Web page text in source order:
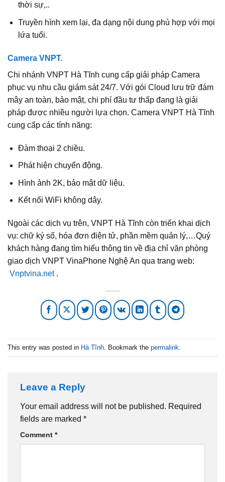
thời sự,..
Truyền hình xem lại, đa dạng nội dung phù hợp với mọi
lứa tuổi.
Camera VNPT.
Chi nhánh VNPT Hà Tĩnh cung cấp giải pháp Camera
phục vụ nhu cầu giám sát 24/7. Với gói Cloud lưu trữ đám
mây an toàn, bảo mật, chi phí đầu tư thấp đang là giải
pháp được nhiều người lựa chọn. Camera VNPT Hà Tĩnh
cung cấp các tính năng:
Đàm thoại 2 chiều.
Phát hiện chuyển động.
Hình ảnh 2K, bảo mật dữ liệu.
Kết nối WiFi không dây.
Ngoài các dịch vụ trên, VNPT Hà Tĩnh còn triển khai dịch
vụ: chữ ký số, hóa đơn điện tử, phần mềm quản lý,…Quý
khách hàng đang tìm hiểu thông tin về địa chỉ văn phòng
giao dịch VNPT VinaPhone Nghệ An qua trang web:
Vnptvina.net .
This entry was posted in Hà Tĩnh . Bookmark the permalink
Leave a Reply
Your email address will not be published. Required
fields are marked *
Comment *